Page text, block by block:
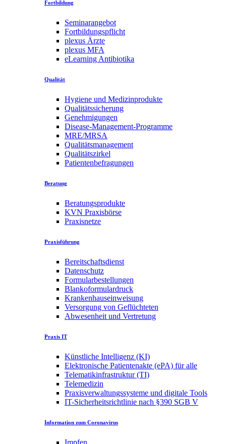
Fortbildung
Seminarangebot
Fortbildungspflicht
plexus Ärzte
plexus MFA
eLearning Antibiotika
Qualität
Hygiene und Medizinprodukte
Qualitätssicherung
Genehmigungen
Disease-Management-Programme
MRE/MRSA
Qualitätsmanagement
Qualitätszirkel
Patientenbefragungen
Beratung
Beratungsprodukte
KVN Praxisbörse
Praxisnetze
Praxisführung
Bereitschaftsdienst
Datenschutz
Formularbestellungen
Blankoformulardruck
Krankenhauseinweisung
Versorgung von Geflüchteten
Abwesenheit und Vertretung
Praxis IT
Künstliche Intelligenz (KI)
Elektronische Patientenakte (ePA) für alle
Telematikinfrastruktur (TI)
Telemedizin
Praxisverwaltungssysteme und digitale Tools
IT-Sicherheitsrichtlinie nach §390 SGB V
Information zum Coronavirus
Impfen